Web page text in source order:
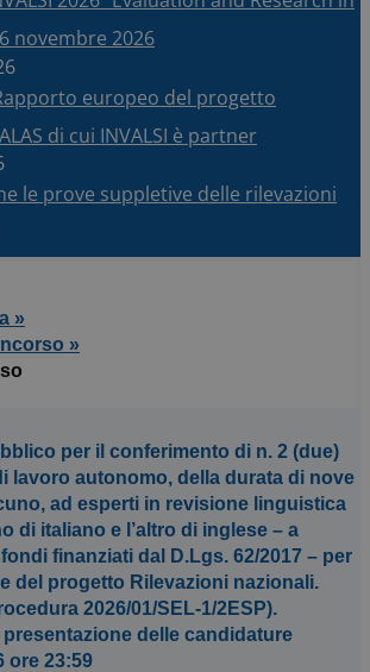
novembre 2026
europeo del progetto
di cui INVALSI è partner
le prove suppletive delle rilevazioni
»
»
per il conferimento di n. 2 (due)
lavoro autonomo, della durata di nove
ad esperti in revisione linguistica
di italiano e l’altro di inglese – a
finanziati dal D.Lgs. 62/2017 – per
del progetto Rilevazioni nazionali.
2026/01/SEL-1/2ESP).
presentazione delle candidature
ore 23:59